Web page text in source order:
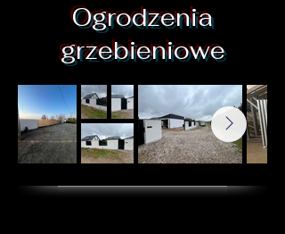
Ogrodzenia
grzebieniowe